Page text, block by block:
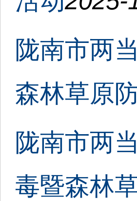
陇南市两
森林草原
陇南市两
毒暨森林